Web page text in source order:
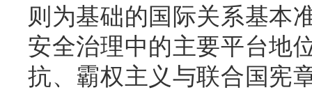
则为基础的国际关系基本
安全治理中的主要平台地
抗、霸权主义与联合国宪